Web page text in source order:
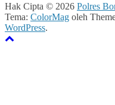
Hak Cipta © 2026 Polres
Tema: ColorMag oleh
WordPress.